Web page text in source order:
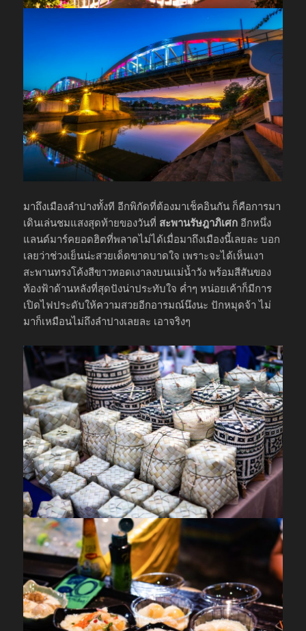
มาถึงเมืองลำปางทั้งที อีกพิกัดที่ต้องมาเช็คอินกัน ก็คือการมา
เดินเล่นชมแสงสุดท้ายของวันที่ สะพานรัษฎาภิเศก อีกหนึ่ง
แลนด์มาร์คยอดฮิตที่พลาดไม่ได้เมื่อมาถึงเมืองนี้เลยละ บอก
เลยว่าช่วงเย็นน่ะสวยเด็ดขาดบาดใจ เพราะจะได้เห็นเงา
สะพานทรงโค้งสีขาวทอดเงาลงบนแม่น้ำวัง พร้อมสีสันของ
ท้องฟ้าด้านหลังที่สุดปังน่าประทับใจ ค่ำๆ หน่อยเค้าก็มีการ
เปิดไฟประดับให้ความสวยอีกอารมณ์นึงนะ ปักหมุดจ้า ไม่
มาก็เหมือนไม่ถึงลำปางเลยละ เอาจริงๆ